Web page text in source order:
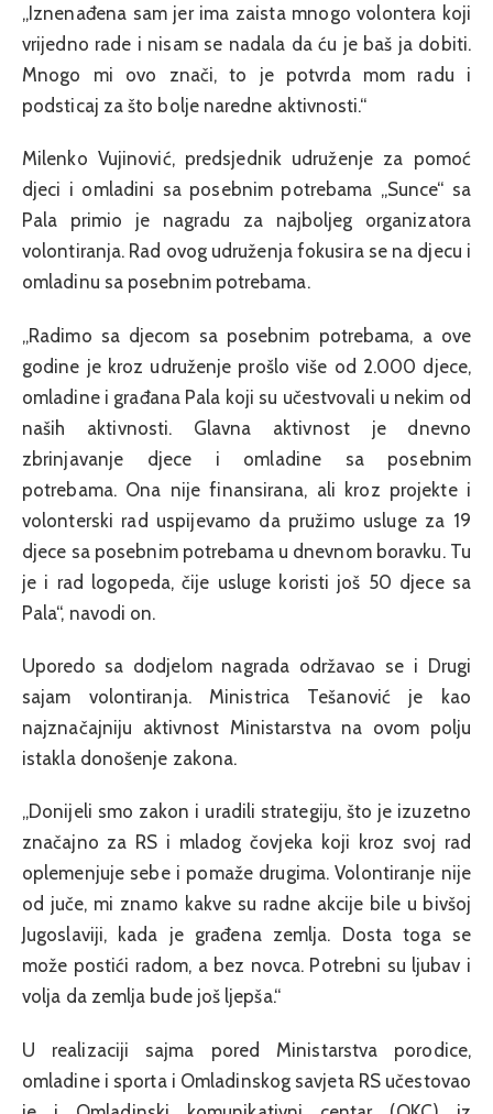
„Iznenađena sam jer ima zaista mnogo volontera koji
vrijedno rade i nisam se nadala da ću je baš ja dobiti.
Mnogo mi ovo znači, to je potvrda mom radu i
podsticaj za što bolje naredne aktivnosti.“
Milenko Vujinović, predsjednik udruženje za pomoć
djeci i omladini sa posebnim potrebama „Sunce“ sa
Pala primio je nagradu za najboljeg organizatora
volontiranja. Rad ovog udruženja fokusira se na djecu i
omladinu sa posebnim potrebama.
„Radimo sa djecom sa posebnim potrebama, a ove
godine je kroz udruženje prošlo više od 2.000 djece,
omladine i građana Pala koji su učestvovali u nekim od
naših aktivnosti. Glavna aktivnost je dnevno
zbrinjavanje djece i omladine sa posebnim
potrebama. Ona nije finansirana, ali kroz projekte i
volonterski rad uspijevamo da pružimo usluge za 19
djece sa posebnim potrebama u dnevnom boravku. Tu
je i rad logopeda, čije usluge koristi još 50 djece sa
Pala“, navodi on.
Uporedo sa dodjelom nagrada održavao se i Drugi
sajam volontiranja. Ministrica Tešanović je kao
najznačajniju aktivnost Ministarstva na ovom polju
istakla donošenje zakona.
„Donijeli smo zakon i uradili strategiju, što je izuzetno
značajno za RS i mladog čovjeka koji kroz svoj rad
oplemenjuje sebe i pomaže drugima. Volontiranje nije
od juče, mi znamo kakve su radne akcije bile u bivšoj
Jugoslaviji, kada je građena zemlja. Dosta toga se
može postići radom, a bez novca. Potrebni su ljubav i
volja da zemlja bude još ljepša.“
U realizaciji sajma pored Ministarstva porodice,
omladine i sporta i Omladinskog savjeta RS učestovao